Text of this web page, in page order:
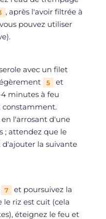
, après l'avoir filtrée à
pouvez utiliser
avec un filet
5
et
minutes à feu
constamment.
l'arrosant d'une
; attendez que le
la suivante
7
et poursuivez la
le riz est cuit (cela
éteignez le feu et